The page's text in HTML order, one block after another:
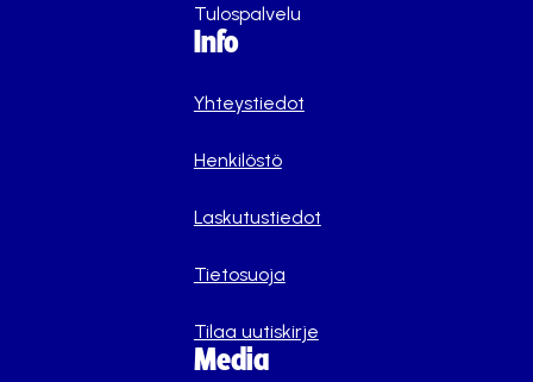
Tulospalvelu
Info
Yhteystiedot
Henkilöstö
Laskutustiedot
Tietosuoja
Tilaa uutiskirje
Media